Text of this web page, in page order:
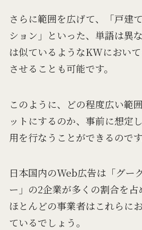
さらに範囲を広げて、「戸建
ション」といった、単語は異
は似ているようなKWにおい
させることも可能です。
このように、どの程度広い範
ットにするのか、事前に想定
用を行なうことができるのです
日本国内のWeb広告は「グー
ー」の2企業が多くの割合を占
ほとんどの事業者はこれらに
ているでしょう。